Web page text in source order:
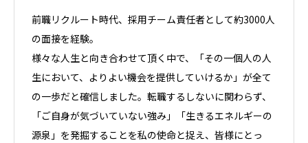
前職リクルート時代、採用チーム責任者として約3000人
の面接を経験。
様々な人生と向き合わせて頂く中で、「その一個人の人
生において、よりよい機会を提供していけるか」が全て
の一歩だと確信しました。転職するしないに関わらず、
「ご自身が気づいていない強み」「生きるエネルギーの
源泉」を発掘することを私の使命と捉え、皆様にとっ